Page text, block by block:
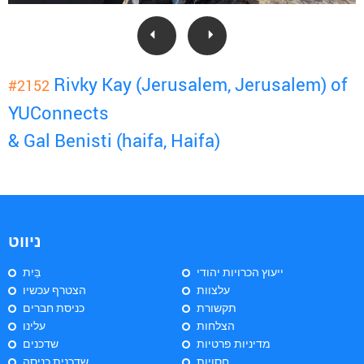
#2152 Rivky Kay (Jerusalem, Jerusalem) of
YUConnects
& Gal Benisti (haifa, Haifa)
ניווט
בַּיִת
הצטרף עכשיו
כניסת חברים
עלינו
שדכנים
שדכנית כניסה
ייעוץ הכרויות יהודי
עלצוות
תקשורת
הצלחות
מדיניות פרטיות
חסויות